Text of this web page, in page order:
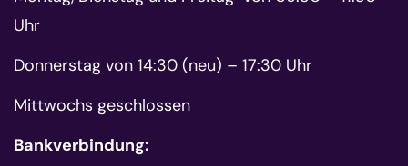
Uhr
Donnerstag von 14:30 (neu) – 17:30 Uhr
Mittwochs geschlossen
Bankverbindung: